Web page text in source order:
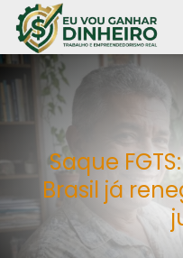
Saque
Brasil já